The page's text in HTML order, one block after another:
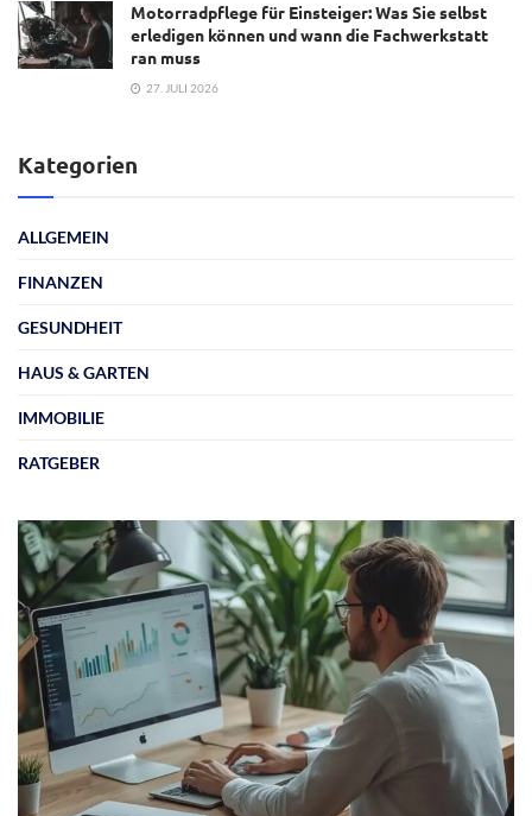
Motorradpflege für Einsteiger: Was Sie selbst
erledigen können und wann die Fachwerkstatt
ran muss
27. JULI 2026
Kategorien
ALLGEMEIN
FINANZEN
GESUNDHEIT
HAUS & GARTEN
IMMOBILIE
RATGEBER